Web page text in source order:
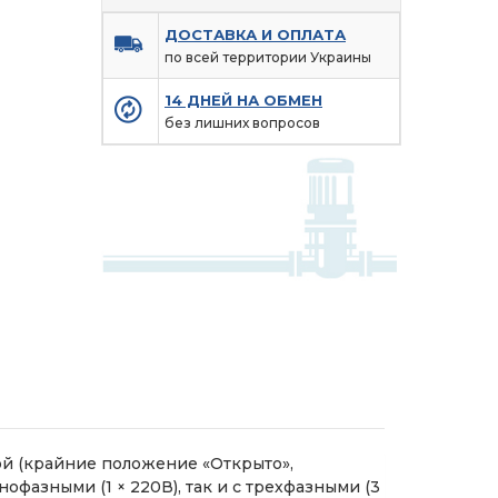
ДОСТАВКА И ОПЛАТА
по всей территории Украины
14 ДНЕЙ НА ОБМЕН
без лишних вопросов
(крайние положение «Открыто»,
(1 × 220В), так и с трехфазными (3